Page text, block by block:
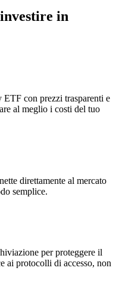
in
ETF con prezzi trasparenti e
al meglio i costi del tuo
direttamente al mercato
semplice.
per proteggere il
ai protocolli di accesso, non